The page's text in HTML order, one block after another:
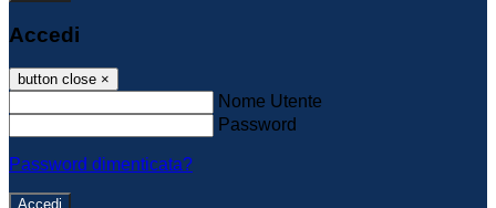
Accedi
button close ×
Nome Utente
Password
Password dimenticata?